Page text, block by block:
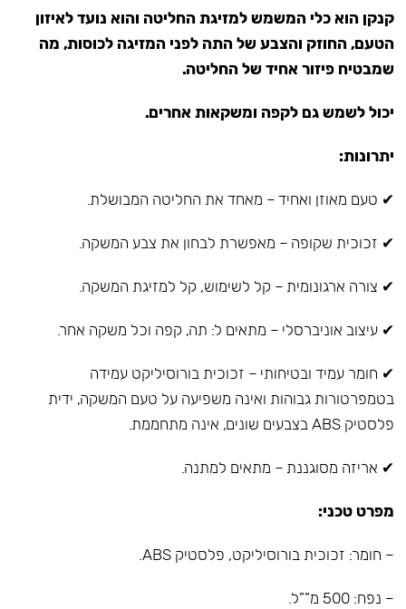
קנקן הוא כלי המשמש למזיגת החליטה והוא נועד לאיזון
הטעם, החוזק והצבע של התה לפני המזיגה לכוסות, מה
שמבטיח פיזור אחיד של החליטה.
יכול לשמש גם לקפה ומשקאות אחרים.
יתרונות:
✔ טעם מאוזן ואחיד – מאחד את החליטה המבושלת.
✔ זכוכית שקופה – מאפשרת לבחון את צבע המשקה.
✔ צורה ארגונומית – קל לשימוש, קל למזיגת המשקה.
✔ עיצוב אוניברסלי – מתאים ל: תה, קפה וכל משקה אחר.
✔ חומר עמיד ובטיחותי – זכוכית בורוסיליקט עמידה
בטמפרטורות גבוהות ואינה משפיעה על טעם המשקה, ידית
פלסטיק ABS בצבעים שונים, אינה מתחממת.
✔ אריזה מסוגננת – מתאים למתנה.
מפרט טכני:
– חומר: זכוכית בורוסיליקט, פלסטיק ABS.
– נפח: 500 מ””ל.